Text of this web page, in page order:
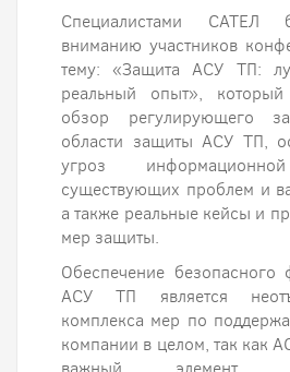
Специалистами САТЕЛ
вниманию участников
тему: «Защита АСУ ТП:
реальный опыт»,
обзор регулирующего
области защиты АСУ ТП,
угроз
существующих проблем и
а также реальные кейсы и
мер защиты.
Обеспечение безопасного
АСУ ТП является
комплекса мер по
компании в целом, так как